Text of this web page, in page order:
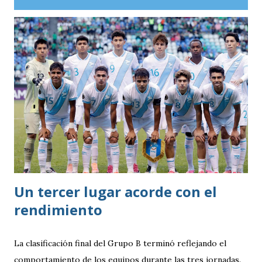
que trasladó a parte del plantel y al cuerpo técnico aterrizó
en el aeropuerto internacional de Ezeiza durante la tarde
del lunes. Allí, los futbolistas fueron recibidos con una
alfombra roja y la interpretación de Muchachos por parte
de la banda de Granaderos antes de trasladarse al predio de
la Asociación del Fútbol Argentino (AFA).
Un tercer lugar acorde con el
rendimiento
La clasificación final del Grupo B terminó reflejando el
comportamiento de los equipos durante las tres jornadas.